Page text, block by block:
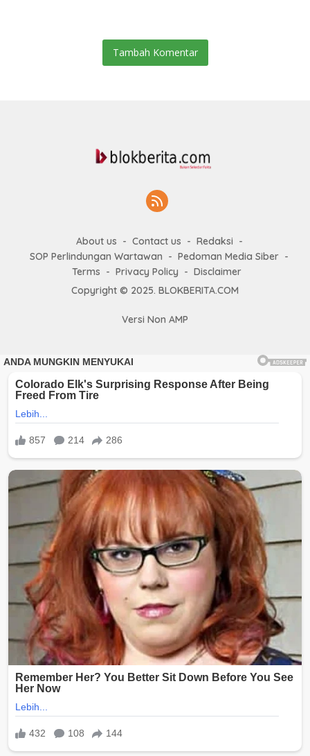
Tambah Komentar
About us Contact us
Redaksi
SOP Perlindungan Wartawan
Pedoman Media Siber
Terms
Privacy Policy
Disclaimer
Copyright © 2025. BLOKBERITA.COM
Versi Non AMP